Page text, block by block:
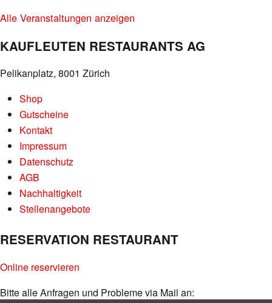
Alle Veranstaltungen anzeigen
KAUFLEUTEN RESTAURANTS AG
Pelikanplatz, 8001 Zürich
Shop
Gutscheine
Kontakt
Impressum
Datenschutz
AGB
Nachhaltigkeit
Stellenangebote
RESERVATION RESTAURANT
Online reservieren
Bitte alle Anfragen und Probleme via Mail an: